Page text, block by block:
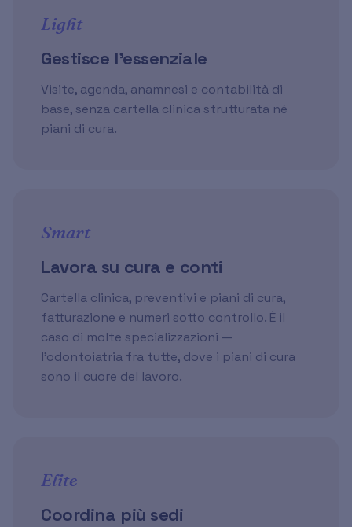
Light
Gestisce l'essenziale
Visite, agenda, anamnesi e contabilità di
base, senza cartella clinica strutturata né
piani di cura.
Smart
Lavora su cura e conti
Cartella clinica, preventivi e piani di cura,
fatturazione e numeri sotto controllo. È il
caso di molte specializzazioni —
l'odontoiatria fra tutte, dove i piani di cura
sono il cuore del lavoro.
Elite
Coordina più sedi